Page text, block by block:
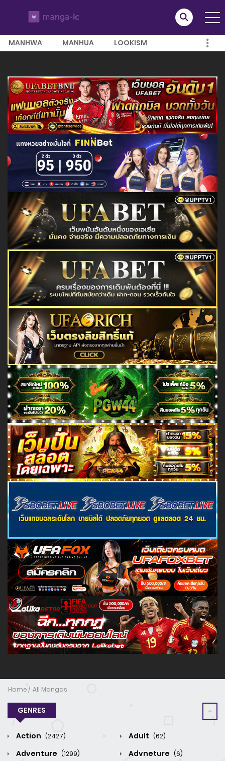
MANHWA MANHUA LOOKISM
Home All Mangas
GENRES
Action (2427) Adult (62)
Adventure (1299) Advneture (6)